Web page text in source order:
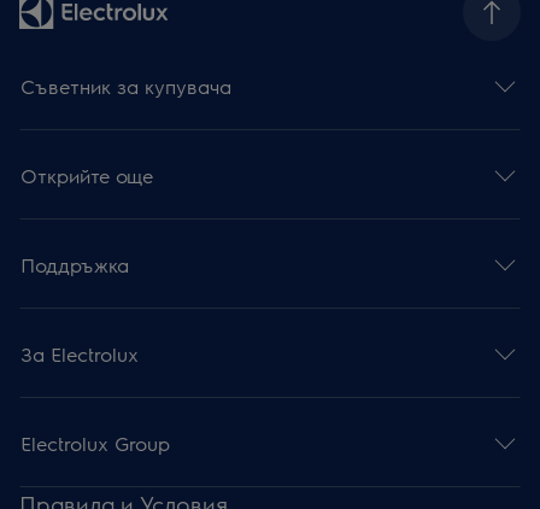
Съветник за купувача
Открийте още
Поддръжка
За Electrolux
Electrolux Group